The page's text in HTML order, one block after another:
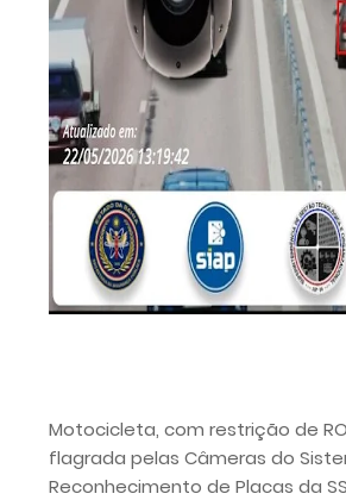
Motocicleta, com restrição de
flagrada pelas Câmeras do
Reconhecimento de Placas da